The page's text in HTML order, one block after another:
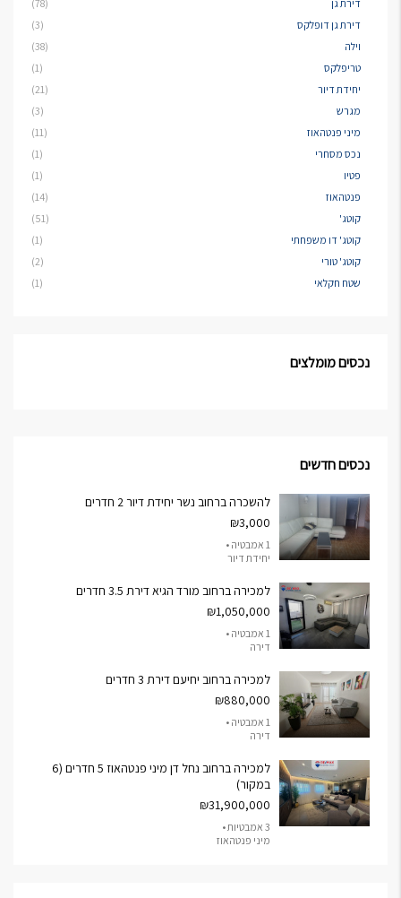
דירת גן
(78)
דירת גן דופלקס
(3)
וילה
(38)
טריפלקס
(1)
יחידת דיור
(21)
מגרש
(3)
מיני פנטהאוז
(11)
נכס מסחרי
(1)
פטיו
(1)
פנטהאוז
(14)
קוטג'
(51)
קוטג' דו משפחתי
(1)
קוטג' טורי
(2)
שטח חקלאי
(1)
נכסים מומלצים
נכסים חדשים
להשכרה ברחוב נשר יחידת דיור 2 חדרים
₪3,000
1 אמבטיה •
יחידת דיור
למכירה ברחוב מורד הגיא דירת 3.5 חדרים
₪1,050,000
1 אמבטיה •
דירה
למכירה ברחוב יחיעם דירת 3 חדרים
₪880,000
1 אמבטיה •
דירה
למכירה ברחוב נחל דן מיני פנטהאוז 5 חדרים (6
במקור)
₪31,900,000
3 אמבטיות •
מיני פנטהאוז